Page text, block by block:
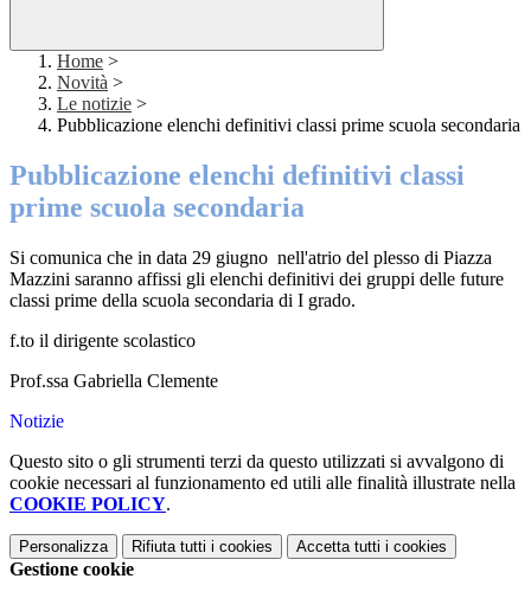
Home >
Novità >
Le notizie >
Pubblicazione elenchi definitivi classi prime scuola secondaria
Pubblicazione elenchi definitivi classi
prime scuola secondaria
Si comunica che in data 29 giugno nell'atrio del plesso di Piazza
Mazzini saranno affissi gli elenchi definitivi dei gruppi delle future
classi prime della scuola secondaria di I grado.
f.to il dirigente scolastico
Prof.ssa Gabriella Clemente
Notizie
Questo sito o gli strumenti terzi da questo utilizzati si avvalgono di
cookie necessari al funzionamento ed utili alle finalità illustrate nella
COOKIE POLICY.
Personalizza Rifiuta tutti i cookies Accetta tutti i cookies
Gestione cookie